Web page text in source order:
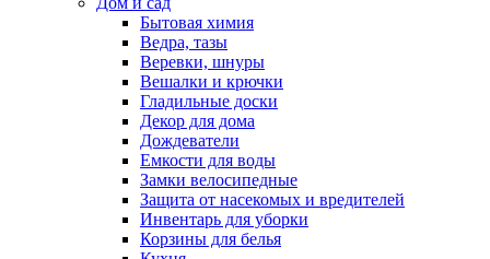
Бытовая химия
Ведра, тазы
Веревки, шнуры
Вешалки и крючки
Гладильные доски
Декор для дома
Дождеватели
Емкости для воды
Замки велосипедные
Защита от насекомых и вредителей
Инвентарь для уборки
Корзины для белья